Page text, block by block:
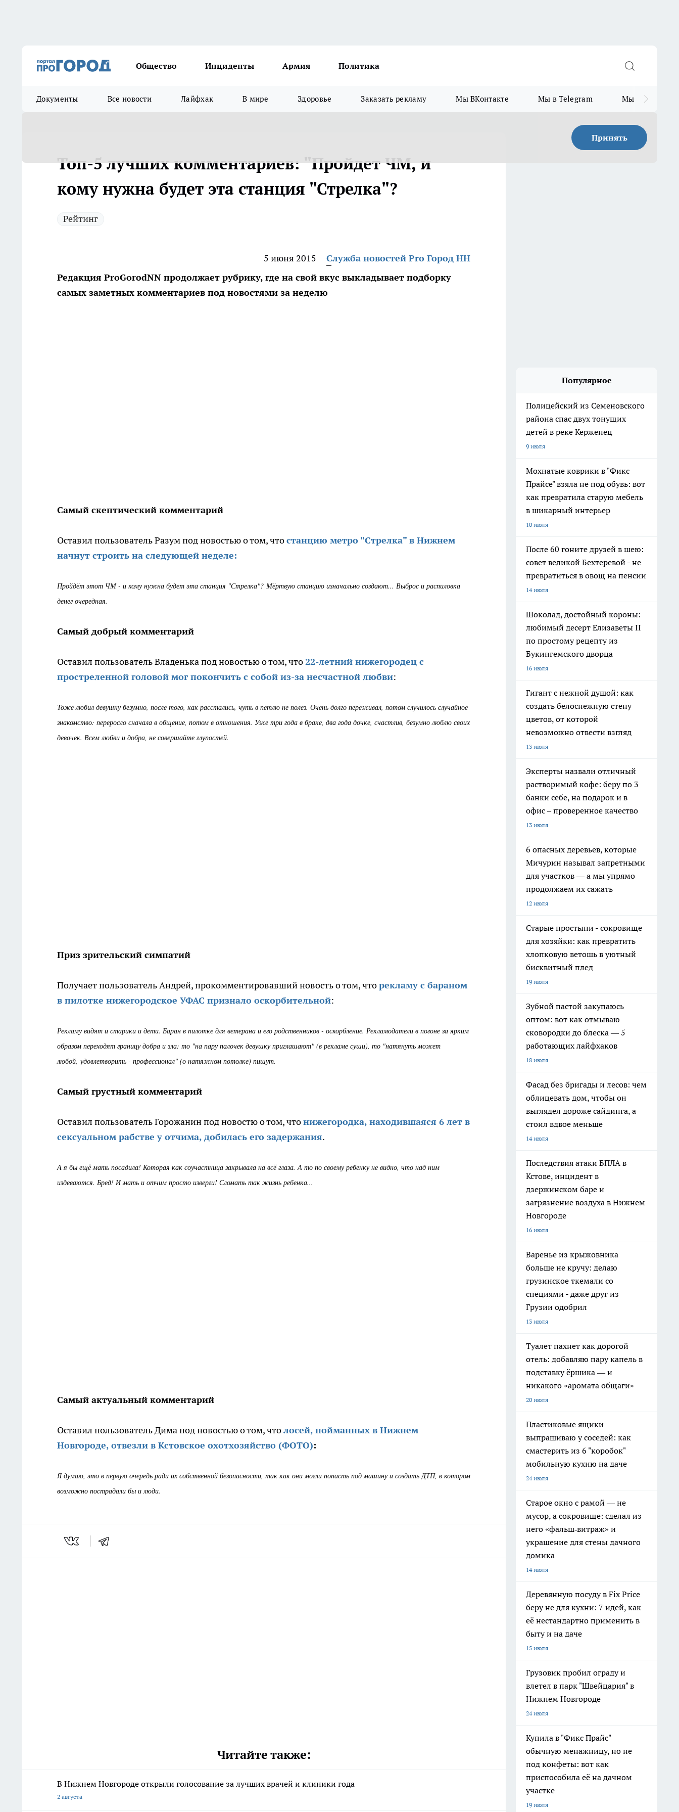
Общество Инциденты Армия Политика
Документы Все новости Лайфхак В мире Здоровье Заказать рекламу Мы ВКонтакте Мы в Telegram Мы в MAX
Принять
Топ-5 лучших комментариев: "Пройдет ЧМ, и
кому нужна будет эта станция "Стрелка"?
Рейтинг
5 июня 2015
Служба новостей Pro Город НН
Редакция ProGorodNN продолжает рубрику, где на свой вкус выкладывает подборку
самых заметных комментариев под новостями за неделю
Самый скептический комментарий
Оставил пользователь Разум под новостью о том, чтостанцию метро "Стрелка" в Нижнем
начнут строить на следующей неделе:
Пройдёт этот ЧМ - и кому нужна будет эта станция "Стрелка"? Мёртвую станцию изначально создают... Выброс и распиловка
денег очередная.
Самый добрый комментарий
Оставил пользователь Владенька под новостью о том, что22-летний нижегородец с
простреленной головой мог покончить с собой из-за несчастной любви:
Тоже любил девушку безумно, после того, как расстались, чуть в петлю не полез. Очень долго переживал, потом случилось случайное
знакомство: переросло сначала в общение, потом в отношения. Уже три года в браке, два года дочке, счастлив, безумно люблю своих
девочек. Всем любви и добра, не совершайте глупостей.
Приз зрительский симпатий
Получает пользователь Андрей, прокомментировавший новость о том, чторекламу с бараном
в пилотке нижегородское УФАС признало оскорбительной:
Рекламу видят и старики и дети. Баран в пилотке для ветерана и его родственников - оскорбление. Рекламодатели в погоне за ярким
образом переходят границу добра и зла: то "на пару палочек девушку приглашают" (в рекламе суши), то "натянуть может
любой, удовлетворить - профессионал" (о натяжном потолке) пишут.
Самый грустный комментарий
Оставил пользователь Горожанин под новостю о том, чтонижегородка, находившаяся 6 лет в
сексуальном рабстве у отчима, добилась его задержания.
А я бы ещё мать посадила! Которая как соучастница закрывала на всё глаза. А то по своему ребенку не видно, что над ним
издеваются. Бред! И мать и отчим просто изверги! Сломать так жизнь ребенка...
Самый актуальный комментарий
Оставил пользователь Дима под новостью о том, чтолосей, пойманных в Нижнем
Новгороде, отвезли в Кстовское охотхозяйство (ФОТО):
Я думаю, это в первую очередь ради их собственной безопасности, так как они могли попасть под машину и создать ДТП, в котором
возможно пострадали бы и люди.
Читайте также:
В Нижнем Новгороде открыли голосование за лучших врачей и клиники года
2 августа
Популярное
Полицейский из Семеновского
района спас двух тонущих
детей в реке Керженец
9 июля
Мохнатые коврики в "Фикс
Прайсе" взяла не под обувь: вот
как превратила старую мебель
в шикарный интерьер
10 июля
После 60 гоните друзей в шею:
совет великой Бехтеревой - не
превратиться в овощ на пенсии
14 июля
Шоколад, достойный короны:
любимый десерт Елизаветы II
по простому рецепту из
Букингемского дворца
16 июля
Гигант с нежной душой: как
создать белоснежную стену
цветов, от которой
невозможно отвести взгляд
13 июля
Эксперты назвали отличный
растворимый кофе: беру по 3
банки себе, на подарок и в
офис – проверенное качество
13 июля
6 опасных деревьев, которые
Мичурин называл запретными
для участков — а мы упрямо
продолжаем их сажать
12 июля
Старые простыни - сокровище
для хозяйки: как превратить
хлопковую ветошь в уютный
бисквитный плед
19 июля
Зубной пастой закупаюсь
оптом: вот как отмываю
сковородки до блеска — 5
работающих лайфхаков
18 июля
Фасад без бригады и лесов: чем
облицевать дом, чтобы он
выглядел дороже сайдинга, а
стоил вдвое меньше
14 июля
Последствия атаки БПЛА в
Кстове, инцидент в
дзержинском баре и
загрязнение воздуха в Нижнем
Новгороде
16 июля
Варенье из крыжовника
больше не кручу: делаю
грузинское ткемали со
специями - даже друг из
Грузии одобрил
13 июля
Туалет пахнет как дорогой
отель: добавляю пару капель в
подставку ёршика — и
никакого «аромата общаги»
20 июля
Пластиковые ящики
выпрашиваю у соседей: как
смастерить из 6 "коробок"
мобильную кухню на даче
24 июля
Старое окно с рамой — не
мусор, а сокровище: сделал из
него «фальш‑витраж» и
украшение для стены дачного
домика
14 июля
Деревянную посуду в Fix Price
беру не для кухни: 7 идей, как
её нестандартно применить в
быту и на даче
15 июля
Грузовик пробил ограду и
влетел в парк "Швейцария" в
Нижнем Новгороде
24 июля
Купила в "Фикс Прайс"
обычную менажницу, но не
под конфеты: вот как
приспособила её на дачном
участке
19 июля